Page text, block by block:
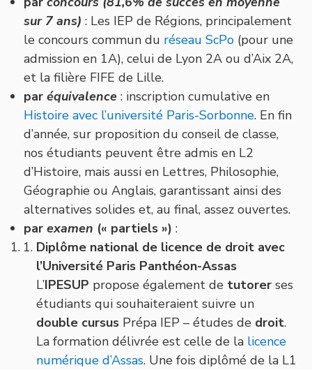
sur 7 ans) : Les IEP de Régions, principalement
le concours commun du réseau ScPo (pour une
admission en 1A), celui de Lyon 2A ou d’Aix 2A,
et la filière FIFE de Lille.
par équivalence : inscription cumulative en
Histoire avec l’université Paris-Sorbonne. En fin
d’année, sur proposition du conseil de classe,
nos étudiants peuvent être admis en L2
d’Histoire, mais aussi en Lettres, Philosophie,
Géographie ou Anglais, garantissant ainsi des
alternatives solides et, au final, assez ouvertes.
par examen (« partiels ») :
Diplôme national de licence de droit avec
l’Université Paris Panthéon-Assas
L’IPESUP propose également de tutorer ses
étudiants qui souhaiteraient suivre un
double cursus Prépa IEP – études de droit.
La formation délivrée est celle de la licence
numérique d’Assas. Une fois diplômé de la L1